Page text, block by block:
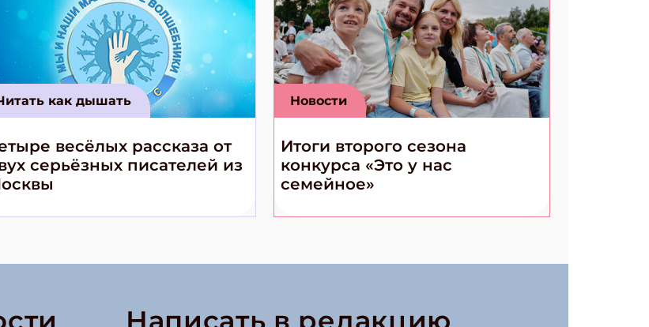
как дышать
весёлых рассказа от
серьёзных писателей из
Новости
Итоги второго сезона
конкурса «Это у нас
семейное»